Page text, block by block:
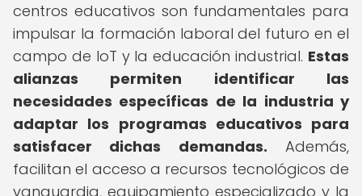
centros educativos son fundamentales para
impulsar la formación laboral del futuro en el
campo de IoT y la educación industrial. Estas
alianzas permiten identificar las
necesidades específicas de la industria y
adaptar los programas educativos para
satisfacer dichas demandas. Además,
facilitan el acceso a recursos tecnológicos de
vanguardia, equipamiento especializado y la